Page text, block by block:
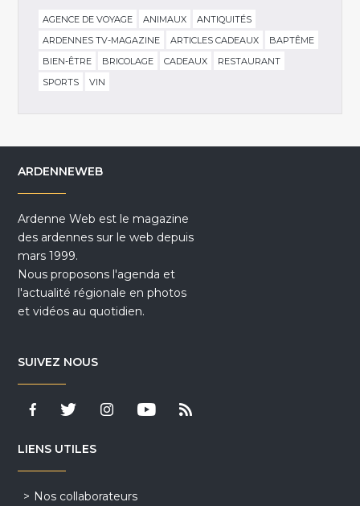
AGENCE DE VOYAGE ANIMAUX
ANTIQUITÉS
ARDENNES TV-MAGAZINE
ARTICLES CADEAUX
BAPTÊME
BIEN-ÊTRE
BRICOLAGE CADEAUX
RESTAURANT
SPORTS
VIN
ARDENNEWEB
Ardenne Web est le magazine
des ardennes sur le web depuis
mars 1999.
Nous proposons l'agenda et
l'actualité régionale en photos
et vidéos au quotidien.
SUIVEZ NOUS
LIENS UTILES
Nos collaborateurs